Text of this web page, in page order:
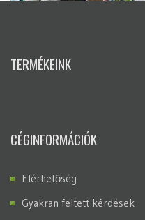
TERMÉKEINK
CÉGINFORMÁCIÓK
Elérhetőség
Gyakran feltett kérdések